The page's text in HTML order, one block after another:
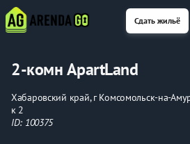
Сдать жильё
2-комн ApartLand
Хабаровский край, г Комсомольск-на-
к 2
ID: 100375